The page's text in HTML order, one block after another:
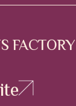
FACTORY